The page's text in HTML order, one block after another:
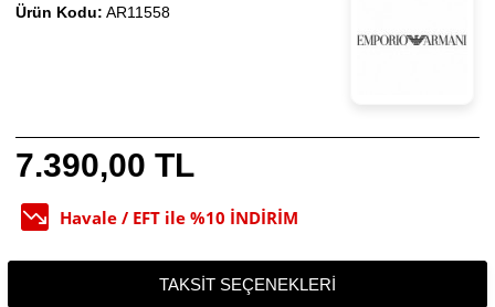
7.390,00 TL
Havale / EFT ile %10 İNDİRİM
Ürün Kodu: AR11558
TAKSIT SEÇENEKLERI